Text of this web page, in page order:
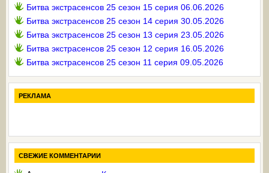
Битва экстрасенсов 25 сезон 15 серия 06.06.2026
Битва экстрасенсов 25 сезон 14 серия 30.05.2026
Битва экстрасенсов 25 сезон 13 серия 23.05.2026
Битва экстрасенсов 25 сезон 12 серия 16.05.2026
Битва экстрасенсов 25 сезон 11 серия 09.05.2026
РЕКЛАМА
СВЕЖИЕ КОММЕНТАРИИ